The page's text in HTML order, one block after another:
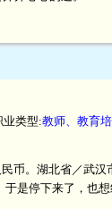
业类型:教师、教育
币。湖北省／武
是停下来了，也